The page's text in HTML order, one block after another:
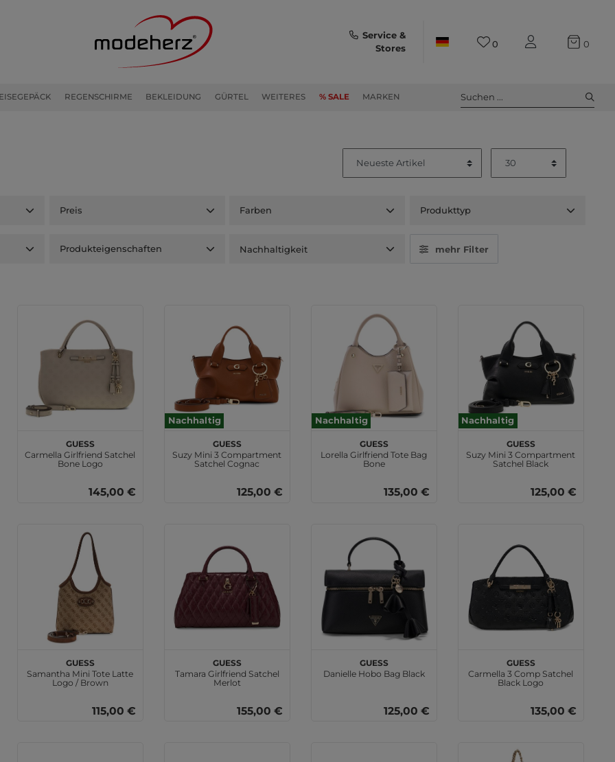
REGENSCHIRME BEKLEIDUNG GÜRTEL WEITERES % SALE MARKEN
Service &
Stores
0 0
Suchen ...
Preis Farben Produkttyp
Produkteigenschaften Nachhaltigkeit mehr Filter
GUESS
Carmella Girlfriend Satchel
Bone Logo
145,00 €
Nachhaltig
GUESS
Suzy Mini 3 Compartment
Satchel Cognac
125,00 €
Nachhaltig
GUESS
Lorella Girlfriend Tote Bag
Bone
135,00 €
Nachhaltig
GUESS
Suzy Mini 3 Compartment
Satchel Black
125,00 €
GUESS
Samantha Mini Tote Latte
Logo / Brown
115,00 €
GUESS
Tamara Girlfriend Satchel
Merlot
155,00 €
GUESS
Danielle Hobo Bag Black
125,00 €
GUESS
Carmella 3 Comp Satchel
Black Logo
135,00 €